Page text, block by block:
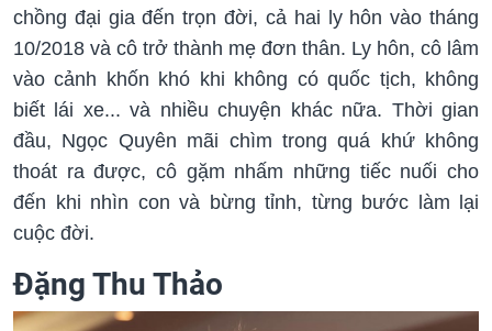
chồng đại gia đến trọn đời, cả hai ly hôn vào tháng
10/2018 và cô trở thành mẹ đơn thân. Ly hôn, cô lâm
vào cảnh khốn khó khi không có quốc tịch, không
biết lái xe... và nhiều chuyện khác nữa. Thời gian
đầu, Ngọc Quyên mãi chìm trong quá khứ không
thoát ra được, cô gặm nhấm những tiếc nuối cho
đến khi nhìn con và bừng tỉnh, từng bước làm lại
cuộc đời.
Đặng Thu Thảo